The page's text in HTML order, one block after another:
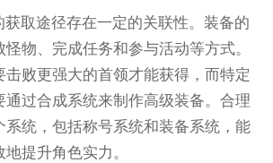
获取途径存在一定的关联性。装备的
物、完成任务和参与活动等方式。
击败更强大的首领才能获得，而特定
通过合成系统来制作高级装备。合理
系统，包括称号系统和装备系统，能
提升角色实力。